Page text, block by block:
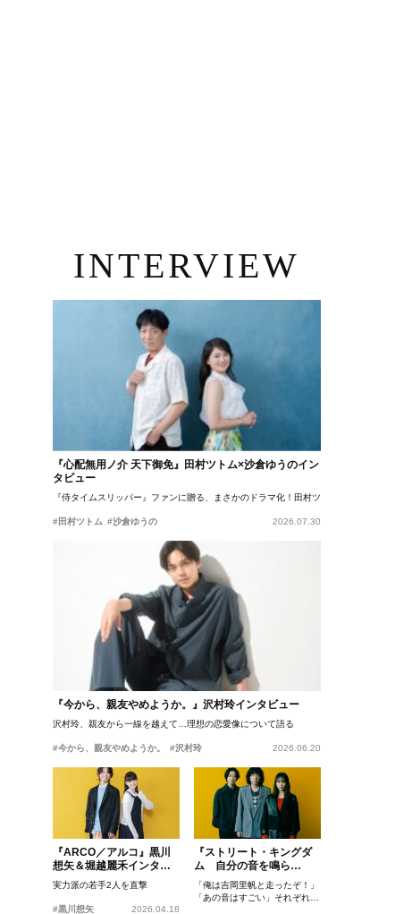
INTERVIEW
『心配無用ノ介 天下御免』田村ツトム×沙倉ゆうのイン
タビュー
『侍タイムスリッパー』ファンに贈る、まさかのドラマ化！田村ツトム×沙倉ゆうのが語
#田村ツトム #沙倉ゆうの 2026.07.30
『今から、親友やめようか。』沢村玲インタビュー
沢村玲、親友から一線を越えて…理想の恋愛像について語る
#今から、親友やめようか。 #沢村玲 2026.06.20
『ARCO／アルコ』黒川
想矢＆堀越麗禾インタビ
ュー
実力派の若手2人を直撃
#黒川想矢 2026.04.18
『ストリート・キングダ
ム 自分の音を鳴ら
せ。』峯田和伸、若葉竜
也、吉岡里帆インタビュ
ー
「俺は吉岡里帆と走ったぞ！」
「あの音はすごい」それぞれの